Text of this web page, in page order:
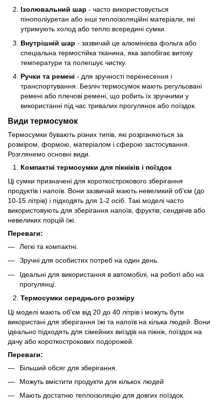
Ізолювальний шар - часто використовується
пінополіуретан або інші теплоізоляційні матеріали, які
утримують холод або тепло всередині сумки.
Внутрішній шар - зазвичай це алюмінієва фольга або
спеціальна термостійка тканина, яка запобігає витоку
температури та полегшує чистку.
Ручки та ремені - для зручності перенесення і
транспортування. Безліч термосумок мають регульовані
ремені або плечові ремені, що робить їх зручними у
використанні під час тривалих прогулянок або поїздок.
Види термосумок
Термосумки бувають різних типів, які розрізняються за
розміром, формою, матеріалом і сферою застосування.
Розглянемо основні види.
Компактні термосумки для пікніків і поїздок
Ці сумки призначені для короткострокового зберігання
продуктів і напоїв. Вони зазвичай мають невеликий об'єм (до
10-15 літрів) і підходять для 1-2 осіб. Такі моделі часто
використовують для зберігання напоїв, фруктів, сендвічів або
невеликих порцій їжі.
Переваги:
Легкі та компактні.
Зручні для особистих потреб на один день.
Ідеальні для використання в автомобілі, на роботі або на
прогулянці.
Термосумки середнього розміру
Ці моделі мають об'єм від 20 до 40 літрів і можуть бути
використані для зберігання їжі та напоїв на кілька людей. Вони
ідеально підходять для сімейних виїздів на пікнік, поїздок на
дачу або короткострокових подорожей.
Переваги:
Більший обсяг для зберігання.
Можуть вмістити продукти для кількох людей
Мають достатню теплоізоляцію для довгих поїздок.